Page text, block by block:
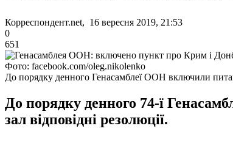
Корреспондент.net, 16 вересня 2019, 21:53
0
651
Фото: facebook.com/oleg.nikolenko
До порядку денного Генасамблеї ООН включили
До порядку денного 74-ї
зал відповідні резолюції.